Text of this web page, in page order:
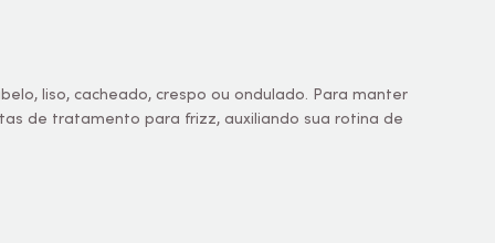
liso, cacheado, crespo ou ondulado. Para manter
de tratamento para frizz, auxiliando sua rotina de